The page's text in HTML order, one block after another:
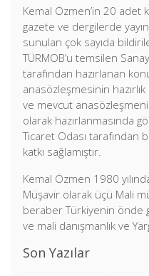
Kemal Özmen’in 20 adet
gazete ve dergilerde
sunulan çok sayıda
TÜRMOB’u temsilen
tarafından hazırlanan
anasözleşmesinin
ve mevcut
olarak hazırlanmasında
Ticaret Odası tarafından
katkı sağlamıştır.
Kemal Özmen 1980
Müşavir olarak üçü Mali
beraber Türkiyenin önde
ve mali danışmanlık ve
Son Yazılar